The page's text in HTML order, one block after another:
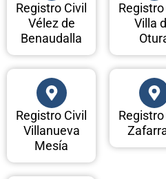
Registro Civil
Vélez de
Benaudalla
Registro
Villa
Registro Civil
Villanueva
Mesía
Registro